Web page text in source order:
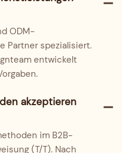
ODM-
Partner spezialisiert.
entwickelt
akzeptieren
im B2B-
(T/T). Nach